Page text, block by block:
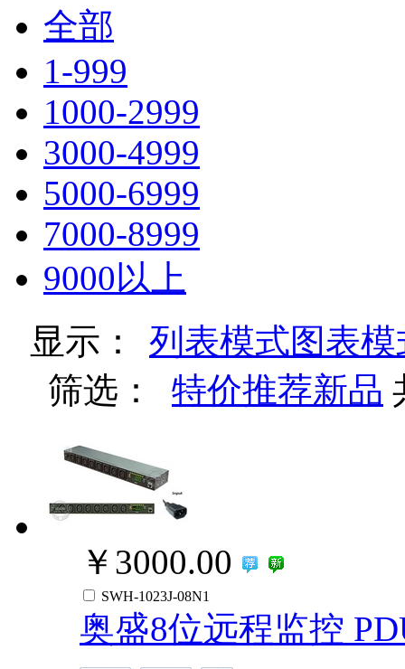
全部
1-999
1000-2999
3000-4999
5000-6999
7000-8999
9000以上
显示：
列表模式图表模
筛选：
特价推荐新品
￥3000.00
SWH-1023J-08N1
奥盛8位远程监控